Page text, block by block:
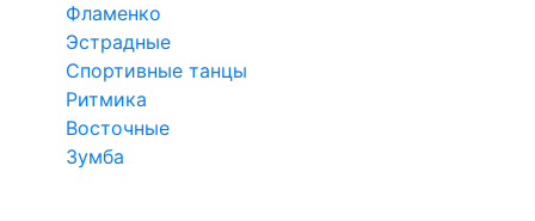
Фламенко
Эстрадные
Спортивные танцы
Ритмика
Восточные
Зумба